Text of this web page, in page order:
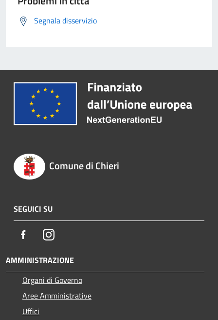
Segnala disservizio
Comune di Chieri
SEGUICI SU
FacebookInstagram
AMMINISTRAZIONE
Organi di Governo
Aree Amministrative
Uffici